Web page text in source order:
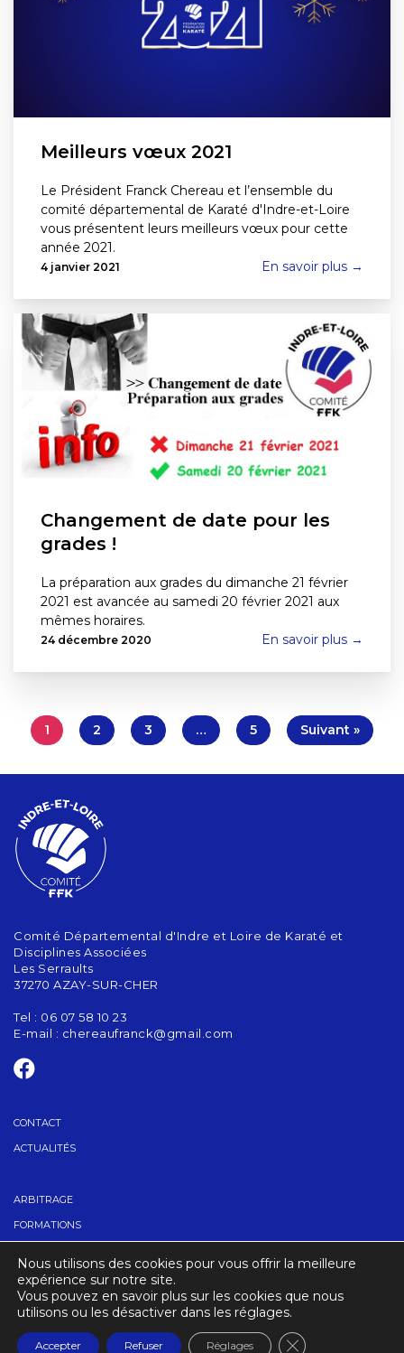
Meilleurs vœux 2021
Le Président Franck Chereau et l’ensemble du
comité départemental de Karaté d'Indre-et-Loire
vous présentent leurs meilleurs vœux pour cette
année 2021.
4 janvier 2021 En savoir plus →
Changement de date pour les
grades !
La préparation aux grades du dimanche 21 février
2021 est avancée au samedi 20 février 2021 aux
mêmes horaires.
24 décembre 2020 En savoir plus →
1 2 3 … 5 Suivant »
Comité Départemental d'Indre et Loire de Karaté et
Disciplines Associées
Les Serraults
37270 AZAY-SUR-CHER
Tel : 06 07 58 10 23
E-mail : chereaufranck@gmail.com
CONTACT
ACTUALITÉS
ARBITRAGE
FORMATIONS
TROUVER UN CLUB
CRÉDITS MENTIONS LÉGALES
Nous utilisons des cookies pour vous offrir la meilleure
expérience sur notre site.
Vous pouvez en savoir plus sur les cookies que nous
utilisons ou les désactiver dans les réglages.
Accepter Refuser Réglages Fermer la